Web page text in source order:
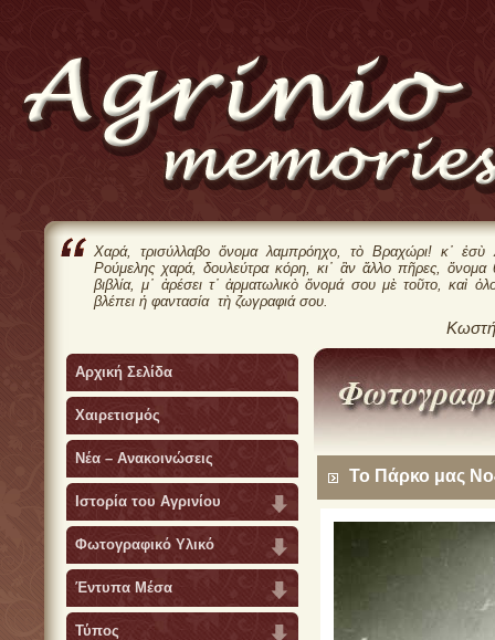
Χαρά, τρισύλλαβο ὄνομα λαμπρόηχο, τὸ Βραχώρι! κ᾿ ἐσὺ
Ρούμελης χαρά, δουλεύτρα κόρη, κι᾿ ἂν ἄλλο πῆρες, ὄνομα
βιβλία, μ᾿ ἀρέσει τ᾿ ἀρματωλικὸ ὄνομά σου μὲ τοῦτο, καὶ
βλέπει ἡ φαντασία τὴ ζωγραφιά σου.
Αρχική Σελίδα
Χαιρετισμός
Νέα – Ανακοινώσεις
Ιστορία του Αγρινίου
Φωτογραφικό Υλικό
Έντυπα Μέσα
Τύπος
Το Πάρκο μας